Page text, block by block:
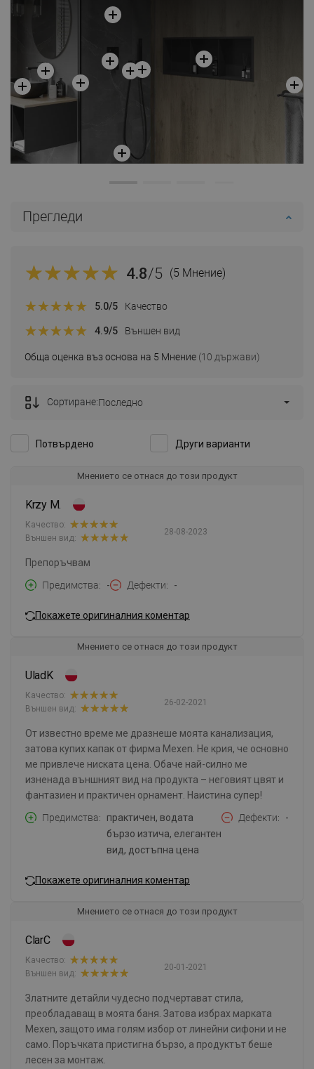
Прегледи
4.8/5 (5 Мнение)
Обща оценка въз основа на 5 Мнение (10 държави)
5.0/5 Качество
4.9/5 Външен вид
Потвърдено Други варианти
Сортиране:Последно
Мнението се отнася до този продукт
Krzy M.
28-08-2023
Качество:
Външен вид:
Препоръчвам
Предимства
- Дефекти -
Покажете оригиналния коментар
Мнението се отнася до този продукт
UladK
26-02-2021
Качество:
Външен вид:
От известно време ме дразнеше моята канализация,
затова купих капак от фирма Mexen. Не крия, че основно
ме привлече ниската цена. Обаче най-силно ме
изненада външният вид на продукта – неговият цвят и
фантазиен и практичен орнамент. Наистина супер!
Предимства
практичен, водата
бързо изтича, елегантен
вид, достъпна цена
Дефекти -
Покажете оригиналния коментар
Мнението се отнася до този продукт
ClarC
20-01-2021
Качество:
Външен вид:
Златните детайли чудесно подчертават стила,
преобладаващ в моята баня. Затова избрах марката
Mexen, защото има голям избор от линейни сифони и не
само. Поръчката пристигна бързо, а продуктът беше
лесен за монтаж.